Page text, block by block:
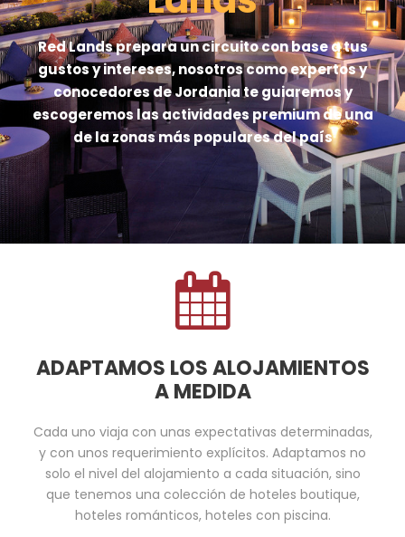
Red Lands prepara un circuito con base a tus
gustos y intereses, nosotros como expertos y
conocedores de Jordania te guiaremos y
escogeremos las actividades premium de una
de la zonas más populares del país
ADAPTAMOS LOS ALOJAMIENTOS
A MEDIDA
Cada uno viaja con unas expectativas determinadas,
y con unos requerimiento explícitos. Adaptamos no
solo el nivel del alojamiento a cada situación, sino
que tenemos una colección de hoteles boutique,
hoteles románticos, hoteles con piscina.